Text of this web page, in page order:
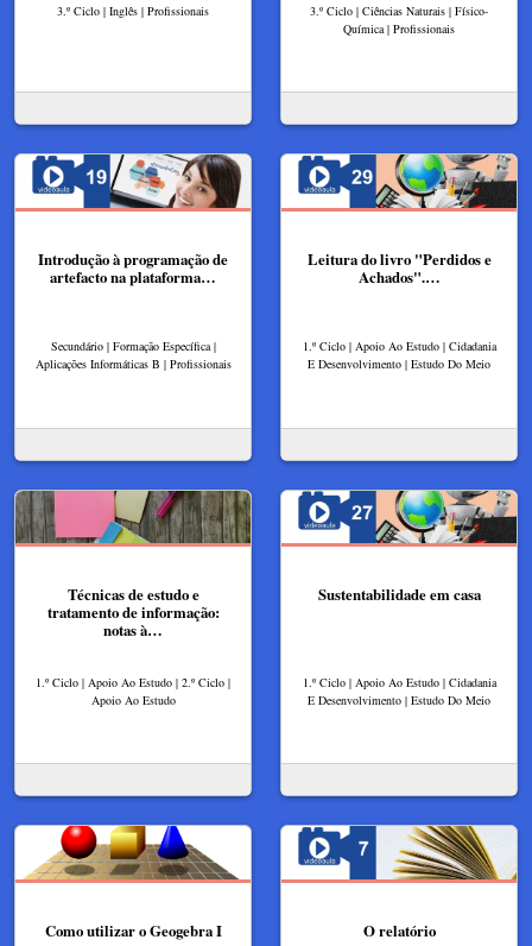
3.º Ciclo | Inglês | Profissionais
3.º Ciclo | Ciências Naturais | Físico-
Química | Profissionais
Introdução à programação de
artefacto na plataforma…
Secundário | Formação Específica |
Aplicações Informáticas B | Profissionais
Leitura do livro "Perdidos e
Achados".…
1.º Ciclo | Apoio Ao Estudo | Cidadania
E Desenvolvimento | Estudo Do Meio
Técnicas de estudo e
tratamento de informação:
notas à…
1.º Ciclo | Apoio Ao Estudo | 2.º Ciclo |
Apoio Ao Estudo
Sustentabilidade em casa
1.º Ciclo | Apoio Ao Estudo | Cidadania
E Desenvolvimento | Estudo Do Meio
Como utilizar o Geogebra​ I O relatório